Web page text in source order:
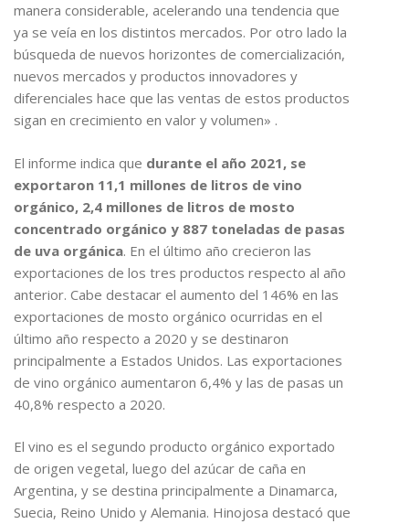
manera considerable, acelerando una tendencia que
ya se veía en los distintos mercados. Por otro lado la
búsqueda de nuevos horizontes de comercialización,
nuevos mercados y productos innovadores y
diferenciales hace que las ventas de estos productos
sigan en crecimiento en valor y volumen» .
El informe indica que durante el año 2021, se
exportaron 11,1 millones de litros de vino
orgánico, 2,4 millones de litros de mosto
concentrado orgánico y 887 toneladas de pasas
de uva orgánica. En el último año crecieron las
exportaciones de los tres productos respecto al año
anterior. Cabe destacar el aumento del 146% en las
exportaciones de mosto orgánico ocurridas en el
último año respecto a 2020 y se destinaron
principalmente a Estados Unidos. Las exportaciones
de vino orgánico aumentaron 6,4% y las de pasas un
40,8% respecto a 2020.
El vino es el segundo producto orgánico exportado
de origen vegetal, luego del azúcar de caña en
Argentina, y se destina principalmente a Dinamarca,
Suecia, Reino Unido y Alemania. Hinojosa destacó que